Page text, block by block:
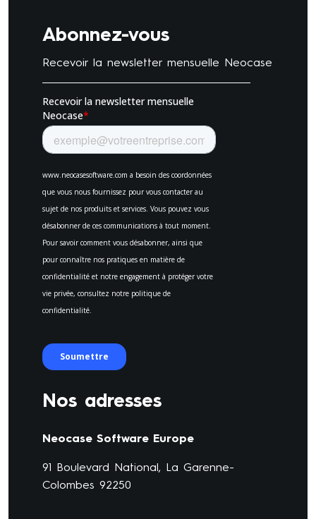
Abonnez-vous
Recevoir la newsletter mensuelle Neocase
Nos adresses
Neocase Software Europe
91 Boulevard National, La Garenne-
Colombes 92250